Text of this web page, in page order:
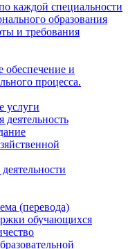
каждой специальности
образования
и требования
обеспечение и
процесса.
услуги
деятельность
(перевода)
обучающихся